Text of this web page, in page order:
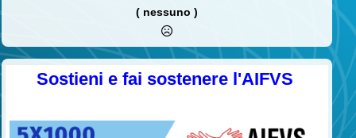
( nessuno )
Sostieni e fai sostenere l'AIFVS